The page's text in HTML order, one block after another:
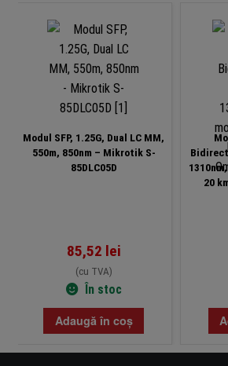
Modul SFP, 1.25G, Dual LC MM,
550m, 850nm – Mikrotik S-
85DLC05D
85,52 lei
(cu TVA)
În stoc
Adaugă în coș
20